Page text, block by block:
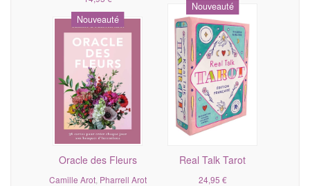
Nouveauté
Oracle des Fleurs
Camille Arot, Pharrell Arot
Nouveauté
Real Talk Tarot
24,95 €